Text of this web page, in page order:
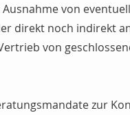
von
direkt noch indirekt
von
zur